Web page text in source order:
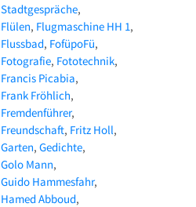
Stadtgespräche
Flülen Flugmaschine HH 1
Flussbad FofüpoFü
Fotografie Fototechnik
Francis Picabia
Frank Fröhlich
Fremdenführer
Freundschaft Fritz Holl
Garten Gedichte
Golo Mann
Guido Hammesfahr
Hamed Abboud